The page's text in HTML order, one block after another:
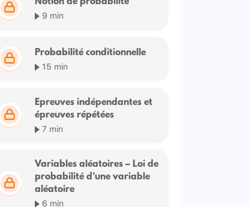
9 min
Probabilité conditionnelle
15 min
Epreuves indépendantes et
épreuves répétées
7 min
Variables aléatoires – Loi de
probabilité d’une variable
aléatoire
6 min